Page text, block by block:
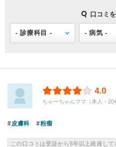
口コミ
4.0
ちゃーちゃんママ（本人・20
皮膚科 粉瘤
この口コミは受診から5年以上経過して